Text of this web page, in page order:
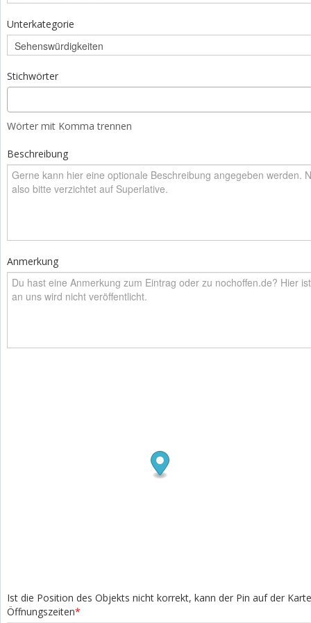
Unterkategorie
Stichwörter
Wörter mit Komma trennen
Beschreibung
Anmerkung
Ist die Position des Objekts nicht korrekt, kann der Pin auf der
Öffnungszeiten*